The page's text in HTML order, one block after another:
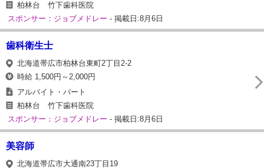
柏林台 竹下歯科医院
スポンサー：ジョブメドレー - 掲載日:8月6日
歯科衛生士
北海道帯広市柏林台東町2丁目2-2
時給 1,500円～2,000円
アルバイト・パート
柏林台 竹下歯科医院
スポンサー：ジョブメドレー - 掲載日:8月6日
美容師
北海道帯広市大通南23丁目19